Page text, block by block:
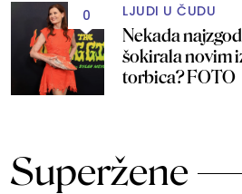
0 LJUDI U ČUDU
Nekada
šokirala novim
torbica? FOTO
Superžene